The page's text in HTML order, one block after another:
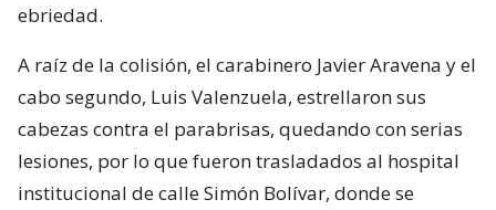
ebriedad.
A raíz de la colisión, el carabinero Javier Aravena y el
cabo segundo, Luis Valenzuela, estrellaron sus
cabezas contra el parabrisas, quedando con serias
lesiones, por lo que fueron trasladados al hospital
institucional de calle Simón Bolívar, donde se